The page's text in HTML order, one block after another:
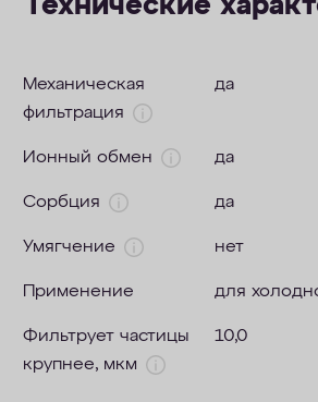
Технические
Механическая
фильтрация
да
Ионный обмен да
Сорбция да
Умягчение нет
Применение для
Фильтрует частицы
крупнее, мкм
10,0